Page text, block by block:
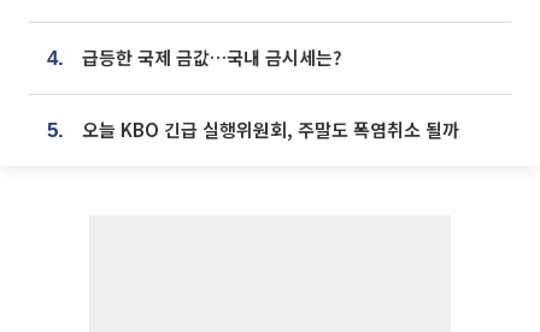
4. 급등한 국제 금값…국내 금시세는?
5. 오늘 KBO 긴급 실행위원회, 주말도 폭염취소 될까